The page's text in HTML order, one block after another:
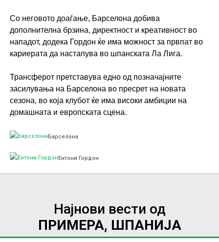
Со неговото доаѓање, Барселона добива
дополнителна брзина, директност и креативност во
нападот, додека Гордон ќе има можност за првпат во
кариерата да настапува во шпанската Ла Лига.
Трансферот претставува едно од позначајните
засилувања на Барселона во пресрет на новата
сезона, во која клубот ќе има високи амбиции на
домашната и европската сцена.
Барселона
Ентони Гордон
Најнови вести од
ПРИМЕРА, ШПАНИЈА